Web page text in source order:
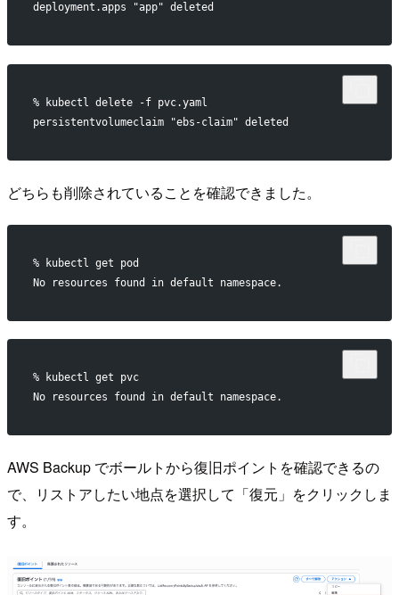
deployment.apps "app" deleted
% kubectl delete -f pvc.yaml
persistentvolumeclaim "ebs-claim" deleted
どちらも削除されていることを確認できました。
% kubectl get pod
No resources found in default namespace.
% kubectl get pvc
No resources found in default namespace.
AWS Backup でボールトから復旧ポイントを確認できるの
で、リストアしたい地点を選択して「復元」をクリックしま
す。